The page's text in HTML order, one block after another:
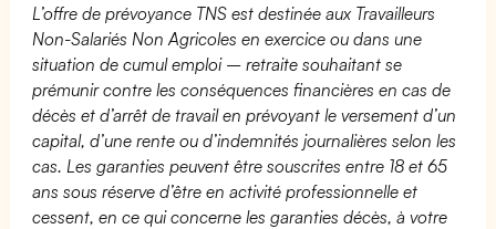
L’offre de prévoyance TNS est destinée aux Travailleurs
Non-Salariés Non Agricoles en exercice ou dans une
situation de cumul emploi – retraite souhaitant se
prémunir contre les conséquences financières en cas de
décès et d’arrêt de travail en prévoyant le versement d’un
capital, d’une rente ou d’indemnités journalières selon les
cas. Les garanties peuvent être souscrites entre 18 et 65
ans sous réserve d’être en activité professionnelle et
cessent, en ce qui concerne les garanties décès, à votre